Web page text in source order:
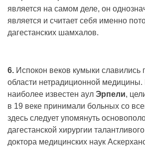
является на самом деле, он
является и считает себя именно
дагестанских шамхалов.
6. Испокон веков кумыки славились
области нетрадиционной
наиболее известен аул Эрпели,
в 19 веке принимали больных со
здесь следует упомянуть
дагестанской хирургии
доктора медицинских наук